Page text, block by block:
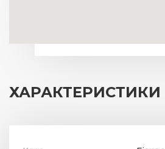
ХАРАКТЕРИСТИКИ